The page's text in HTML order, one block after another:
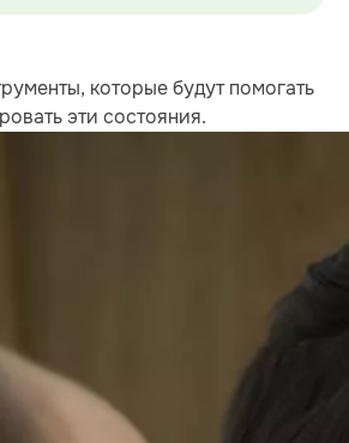
которые будут помогать
эти состояния.